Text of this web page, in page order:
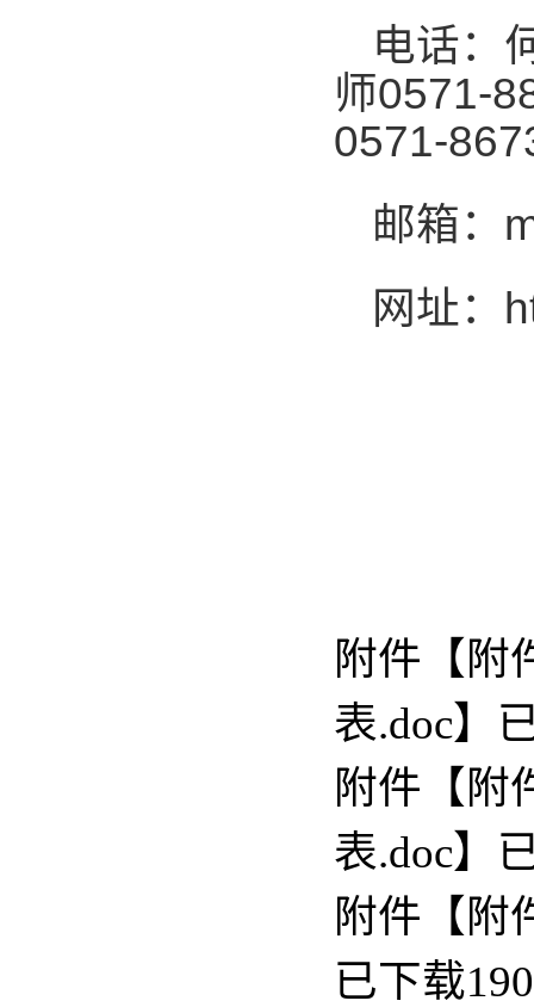
电话：
师0571-
0571-
邮箱：
网址：
附件【 附
表.doc】
附件【 附
表.doc】
附件【 附
已下载190